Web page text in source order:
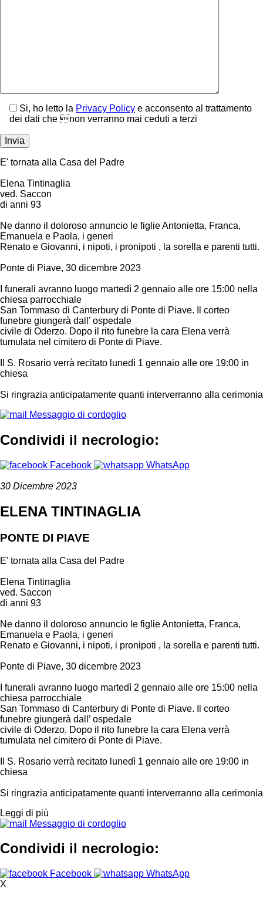
Si, ho letto la Privacy Policy e acconsento al trattamento
dei dati che non verranno mai ceduti a terzi
E' tornata alla Casa del Padre
Elena Tintinaglia
ved. Saccon
di anni 93
Ne danno il doloroso annuncio le figlie Antonietta, Franca,
Emanuela e Paola, i generi
Renato e Giovanni, i nipoti, i pronipoti , la sorella e parenti tutti.
Ponte di Piave, 30 dicembre 2023
I funerali avranno luogo martedì 2 gennaio alle ore 15:00 nella
chiesa parrocchiale
San Tommaso di Canterbury di Ponte di Piave. Il corteo
funebre giungerà dall’ ospedale
civile di Oderzo. Dopo il rito funebre la cara Elena verrà
tumulata nel cimitero di Ponte di Piave.
Il S. Rosario verrà recitato lunedì 1 gennaio alle ore 19:00 in
chiesa
Si ringrazia anticipatamente quanti interverranno alla cerimonia
Messaggio di cordoglio
Condividi il necrologio:
Facebook WhatsApp
30 Dicembre 2023
ELENA TINTINAGLIA
PONTE DI PIAVE
E' tornata alla Casa del Padre
Elena Tintinaglia
ved. Saccon
di anni 93
Ne danno il doloroso annuncio le figlie Antonietta, Franca,
Emanuela e Paola, i generi
Renato e Giovanni, i nipoti, i pronipoti , la sorella e parenti tutti.
Ponte di Piave, 30 dicembre 2023
I funerali avranno luogo martedì 2 gennaio alle ore 15:00 nella
chiesa parrocchiale
San Tommaso di Canterbury di Ponte di Piave. Il corteo
funebre giungerà dall’ ospedale
civile di Oderzo. Dopo il rito funebre la cara Elena verrà
tumulata nel cimitero di Ponte di Piave.
Il S. Rosario verrà recitato lunedì 1 gennaio alle ore 19:00 in
chiesa
Si ringrazia anticipatamente quanti interverranno alla cerimonia
Leggi di più
Messaggio di cordoglio
Condividi il necrologio:
Facebook
WhatsApp
X